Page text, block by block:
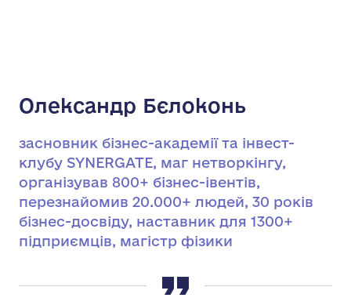
Олександр Бєлоконь
засновник бізнес-академії та інвест-
клубу SYNERGATE, маг нетворкінгу,
організував 800+ бізнес-івентів,
перезнайомив 20.000+ людей, 30 років
бізнес-досвіду, наставник для 1300+
підприємців, магістр фізики